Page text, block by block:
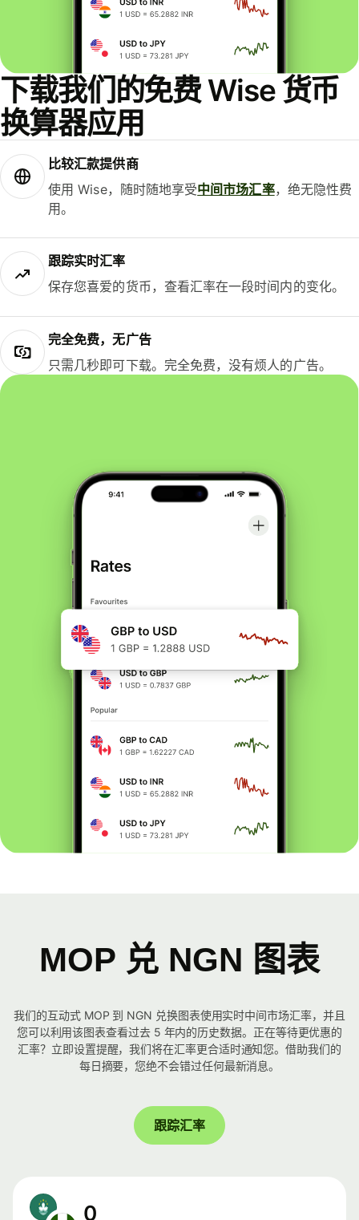
下载我们的免费 Wise 货币
换算器应用
比较汇款提供商
使用 Wise，随时随地享受中间市场汇率，绝无隐性费
用。
跟踪实时汇率
保存您喜爱的货币，查看汇率在一段时间内的变化。
完全免费，无广告
只需几秒即可下载。完全免费，没有烦人的广告。
MOP 兑 NGN 图表
我们的互动式 MOP 到 NGN 兑换图表使用实时中间市场汇率，并且
您可以利用该图表查看过去 5 年内的历史数据。正在等待更优惠的
汇率？立即设置提醒，我们将在汇率更合适时通知您。借助我们的
每日摘要，您绝不会错过任何最新消息。
跟踪汇率
0